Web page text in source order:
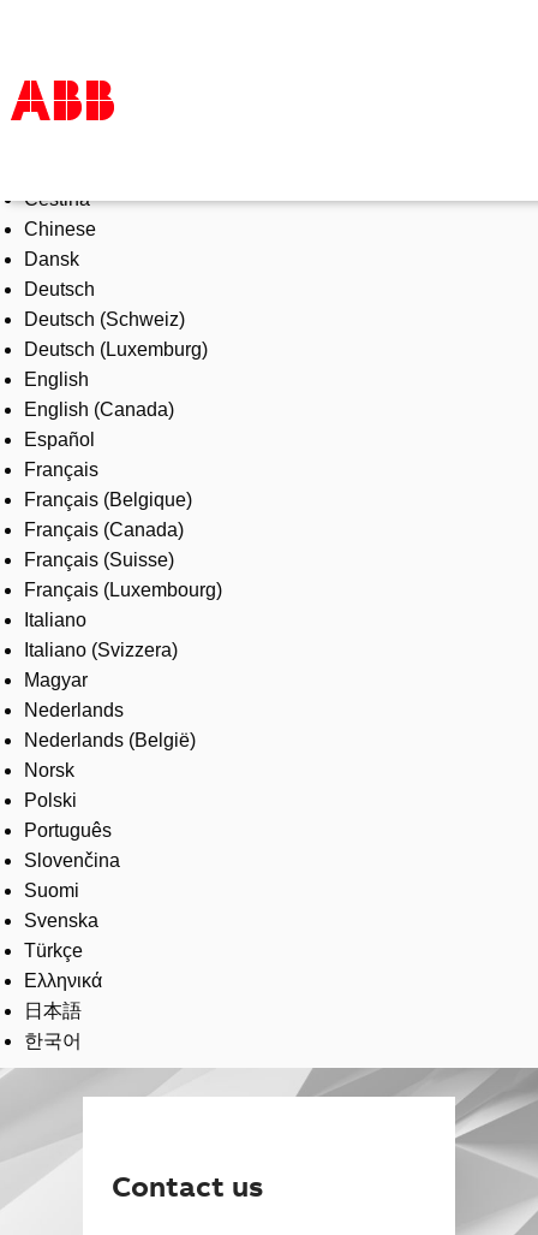
Products & Solutions
Industries
Services
About us
Where to buy
Contact us
Careers
Čeština
Chinese
Dansk
Deutsch
Deutsch (Schweiz)
Deutsch (Luxemburg)
English
English (Canada)
Español
Français
Français (Belgique)
Français (Canada)
Français (Suisse)
Français (Luxembourg)
Italiano
Italiano (Svizzera)
Magyar
Nederlands
Nederlands (België)
Norsk
Polski
Português
Slovenčina
Suomi
Svenska
Türkçe
Ελληνικά
日本語
한국어
Contact us